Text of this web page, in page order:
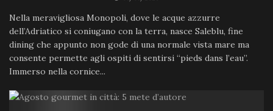
Nella meravigliosa Monopoli, dove le acque azzurre
dell’Adriatico si coniugano con la terra, nasce Saleblu, fine
dining che appunto non gode di una normale vista mare ma
consente permette agli ospiti di sentirsi “pieds dans l’eau”.
Immerso nella cornice...